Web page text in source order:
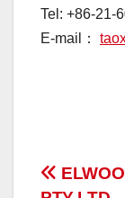
Tel: +86-21-
E-mail：
投